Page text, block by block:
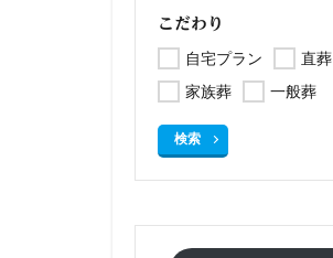
こだわり
自宅プラン 直葬
家族葬
一般葬
検索